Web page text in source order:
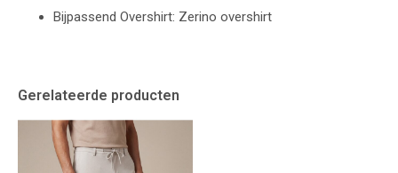
Bijpassend Overshirt: Zerino overshirt
Gerelateerde producten